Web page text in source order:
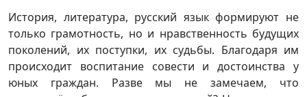
История, литература, русский язык формируют не
только грамотность, но и нравственность будущих
поколений, их поступки, их судьбы. Благодаря им
происходит воспитание совести и достоинства у
юных граждан. Разве мы не замечаем, что